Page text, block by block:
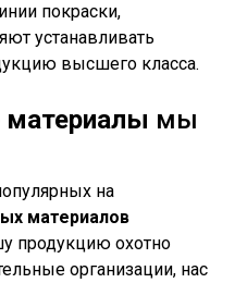
покраски,
устанавливать
высшего класса.
мы
на
материалов
продукцию охотно
организации, нас